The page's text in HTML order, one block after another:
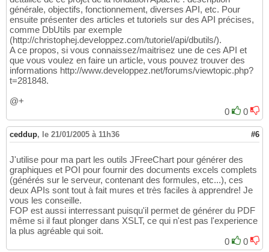
générale, objectifs, fonctionnement, diverses API, etc. Pour
ensuite présenter des articles et tutoriels sur des API précises,
comme DbUtils par exemple
(http://christophej.developpez.com/tutoriel/api/dbutils/).
A ce propos, si vous connaissez/maitrisez une de ces API et
que vous voulez en faire un article, vous pouvez trouver des
informations http://www.developpez.net/forums/viewtopic.php?
t=281848.
@+
0
0
ceddup, le 21/01/2005 à 11h36 #6
J'utilise pour ma part les outils JFreeChart pour générer des
graphiques et POI pour fournir des documents excels complets
(générés sur le serveur, contenant des formules, etc...), ces
deux APIs sont tout à fait mures et très faciles à apprendre! Je
vous les conseille.
FOP est aussi interressant puisqu'il permet de générer du PDF
même si il faut plonger dans XSLT, ce qui n'est pas l'experience
la plus agréable qui soit.
0
0